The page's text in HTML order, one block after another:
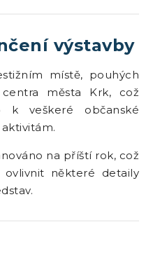
výstavby
místě, pouhých
města Krk, což
k veškeré občanské
na příští rok, což
některé detaily